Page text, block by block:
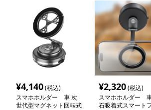
¥4,140(税込)
スマホホルダー 車 次
世代型マグネット回転式
¥2,320(税込)
スマホホルダー
石吸着式スマート